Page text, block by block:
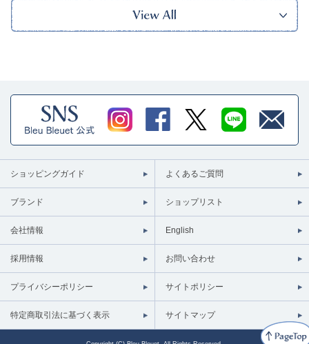
ショッピングガイド よくあるご質問
ブランド ショップリスト
会社情報 English
採用情報 お問い合わせ
プライバシーポリシー サイトポリシー
特定商取引法に基づく表示 サイトマップ